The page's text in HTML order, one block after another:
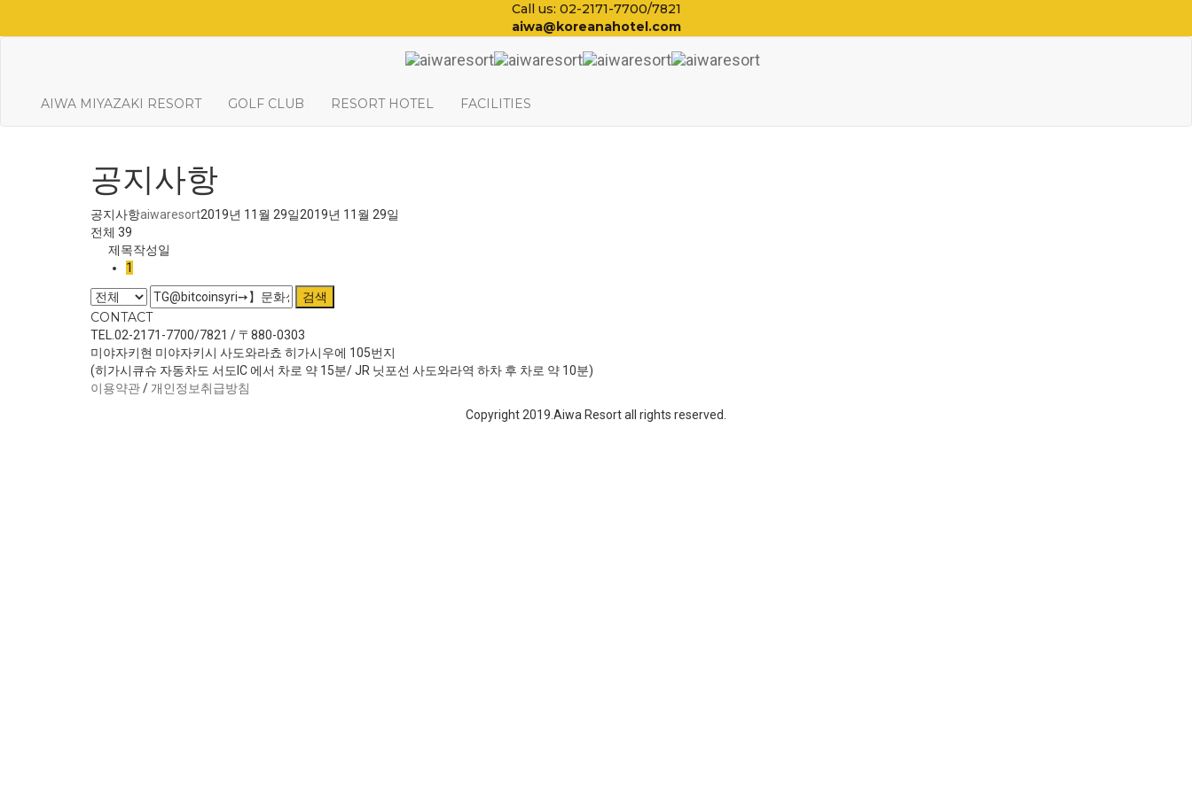
Call us: 02-2171-7700/7821
aiwa@koreanahotel.com
AIWA MIYAZAKI RESORT GOLF CLUB RESORT HOTEL FACILITIES
공지사항
공지사항aiwaresort2019년 11월 29일2019년 11월 29일
전체 39
제목작성일
1
검색
CONTACT
TEL.02-2171-7700/7821 / 〒880-0303
미야자키현 미야자키시 사도와라쵸 히가시우에 105번지
(히가시큐슈 자동차도 서도IC 에서 차로 약 15분/ JR 닛포선 사도와라역 하차 후 차로 약 10분)
이용약관/ 개인정보취급방침
Copyright 2019.Aiwa Resort all rights reserved.